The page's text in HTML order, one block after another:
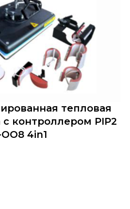
тепловая
контроллером PIP2
4in1